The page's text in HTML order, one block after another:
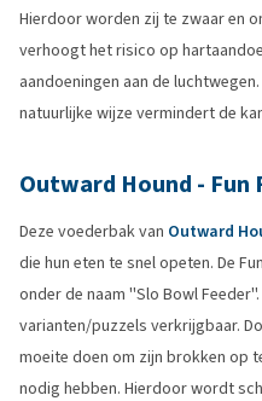
Hierdoor worden zij te zwaar en
verhoogt het risico op
aandoeningen aan de
natuurlijke wijze vermindert de
Outward Hound - Fun
Deze voederbak van Outward
die hun eten te snel opeten. De
onder de naam ''Slo Bowl
varianten/puzzels verkrijgbaar.
moeite doen om zijn brokken op
nodig hebben. Hierdoor wordt